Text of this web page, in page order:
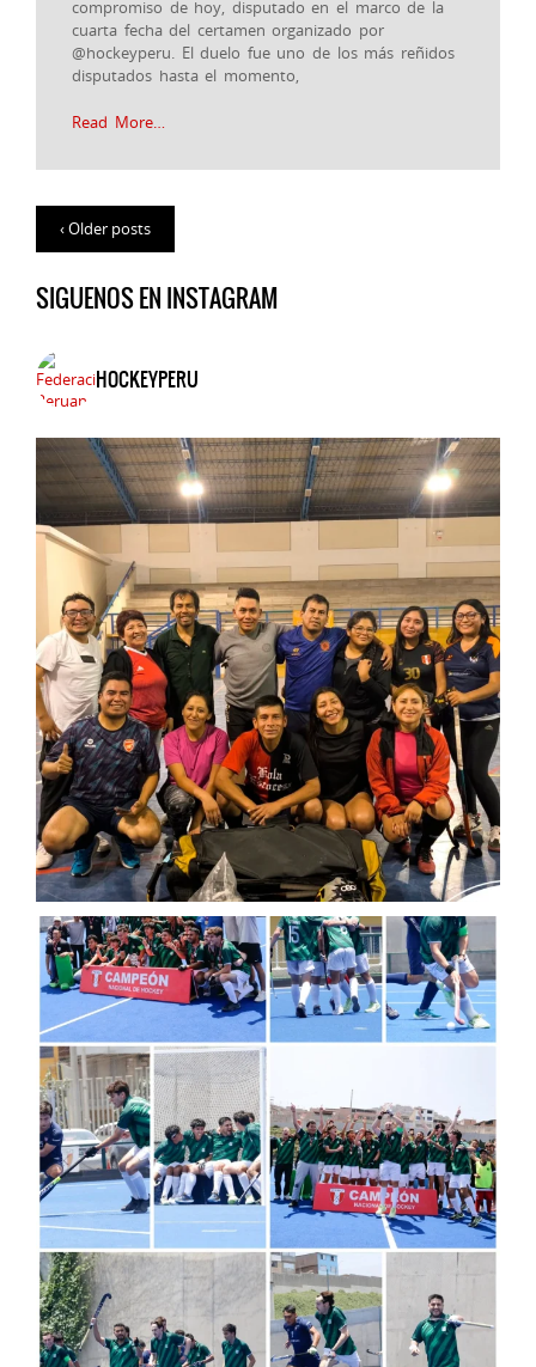
compromiso de hoy, disputado en el marco de la
cuarta fecha del certamen organizado por
@hockeyperu. El duelo fue uno de los más reñidos
disputados hasta el momento,
Read More…
‹ Older posts
SIGUENOS EN INSTAGRAM
HOCKEYPERU